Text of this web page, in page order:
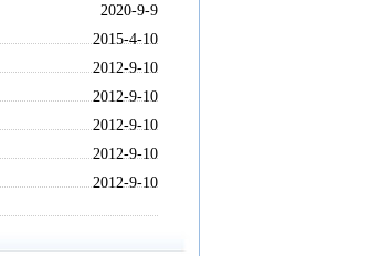
2020-9-9
2015-4-10
2012-9-10
2012-9-10
2012-9-10
2012-9-10
2012-9-10